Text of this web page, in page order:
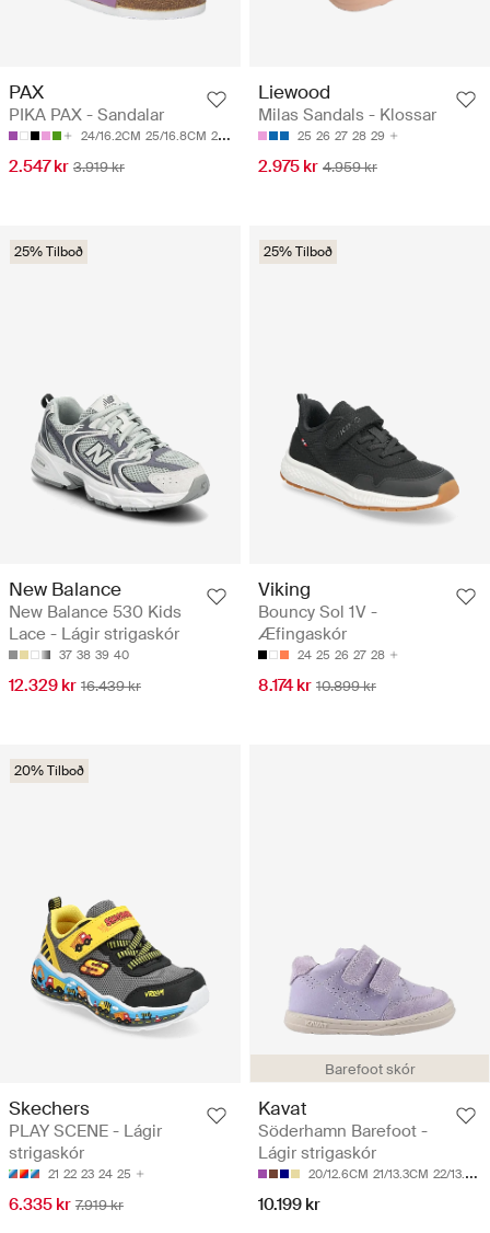
PAX
PIKA PAX - Sandalar
24/16.2CM 25/16.8CM 26/17.45CM 27/18.1CM 28/18.7CM
2.547 kr 3.919 kr
Liewood
Milas Sandals - Klossar
25 26 27 28 29
2.975 kr 4.959 kr
25% Tilboð
New Balance
New Balance 530 Kids
Lace - Lágir strigaskór
37 38 39 40
12.329 kr 16.439 kr
25% Tilboð
Viking
Bouncy Sol 1V -
Æfingaskór
24 25 26 27 28
8.174 kr 10.899 kr
20% Tilboð
Skechers
PLAY SCENE - Lágir
strigaskór
21 22 23 24 25
6.335 kr 7.919 kr
Barefoot skór
Kavat
Söderhamn Barefoot -
Lágir strigaskór
20/12.6CM 21/13.3CM 22/13.9CM
10.199 kr